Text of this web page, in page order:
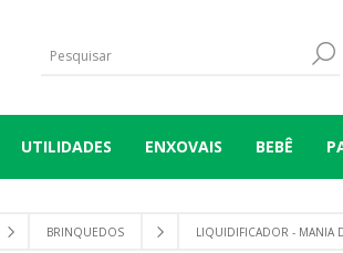
UTILIDADES ENXOVAIS BEBÊ
BRINQUEDOS LIQUIDIFICADOR - MANIA